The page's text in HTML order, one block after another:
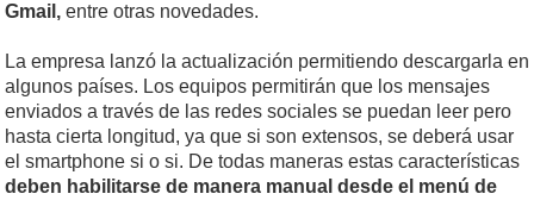
Gmail, entre otras novedades.
La empresa lanzó la actualización permitiendo descargarla en
algunos países. Los equipos permitirán que los mensajes
enviados a través de las redes sociales se puedan leer pero
hasta cierta longitud, ya que si son extensos, se deberá usar
el smartphone si o si. De todas maneras estas características
deben habilitarse de manera manual desde el menú de